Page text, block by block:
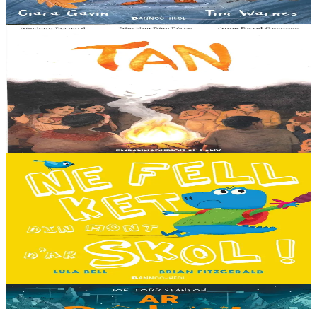
Er stok13,00 €
8 vloaz hag ouzhpenn
E penn uhelañ an torgennoù glas, lec'h ma vez goloet ar menezioù
gant latar ar beurevezhioù disafar, eo kludet ar gêriadennig vaya
anvet Sakamch'en. En tu all...
Er stok11,00 €
3 bloaz hag ouzhpenn
Bannoù-heol
Ne fell ket din mont d'ar skol !
Hiziv emañ devezh skol kentañ Logodennig ha Dinosaorig. Ne fell
ket dezho mont, tamm ebet ! Pa grogo ar c'hentelioù avat e vo ur
pezh mell souezhenn....
13,00 €
8 vloaz hag ouzhpenn
Timilenn